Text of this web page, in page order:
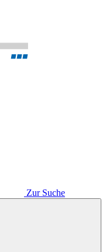
Zur Suche